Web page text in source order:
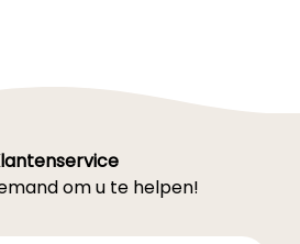
om u te helpen!